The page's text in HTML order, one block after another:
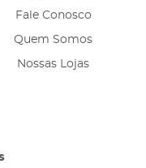
Fale Conosco
Quem Somos
Nossas Lojas